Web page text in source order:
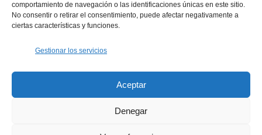
comportamiento de navegación o las identificaciones únicas en este sitio.
No consentir o retirar el consentimiento, puede afectar negativamente a
ciertas características y funciones.
Gestionar los servicios
Aceptar
Denegar
Tu ayuda es fundamental
——————————
social
Política de cookies (UE)